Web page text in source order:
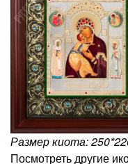
Размер киота:
Посмотреть другие